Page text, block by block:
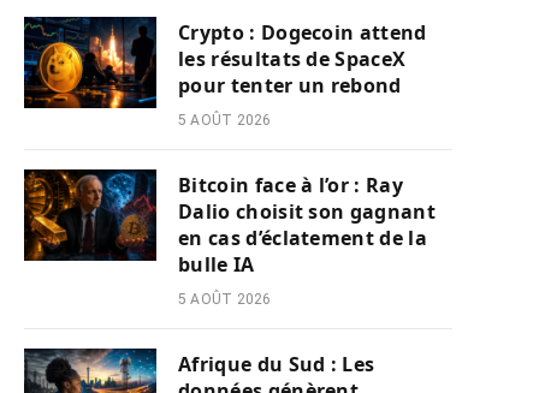
Crypto : Dogecoin attend
les résultats de SpaceX
pour tenter un rebond
5 AOÛT 2026
Bitcoin face à l’or : Ray
Dalio choisit son gagnant
en cas d’éclatement de la
bulle IA
5 AOÛT 2026
Afrique du Sud : Les